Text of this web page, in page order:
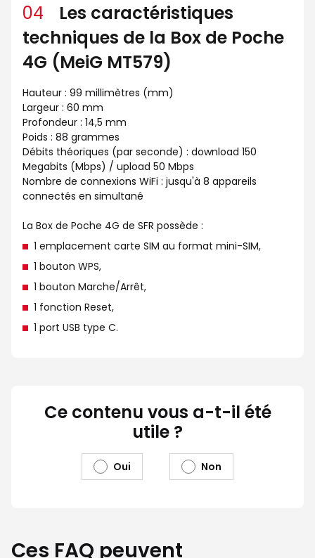
04
Les caractéristiques
techniques de la Box de Poche
4G (MeiG MT579)
Hauteur : 99 millimètres (mm)
Largeur : 60 mm
Profondeur : 14,5 mm
Poids : 88 grammes
Débits théoriques (par seconde) : download 150
Megabits (Mbps) / upload 50 Mbps
Nombre de connexions WiFi : jusqu'à 8 appareils
connectés en simultané
La Box de Poche 4G de SFR possède :
1 emplacement carte SIM au format mini-SIM,
1 bouton WPS,
1 bouton Marche/Arrêt,
1 fonction Reset,
1 port USB type C.
Ce contenu vous a-t-il été
utile ?
Oui Non
Ces FAQ peuvent